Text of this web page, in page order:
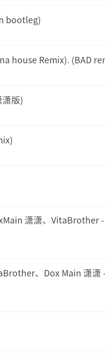
bootleg)
house Remix). (BAD
版)
潇潇、VitaBrother -
、Dox Main 潇潇